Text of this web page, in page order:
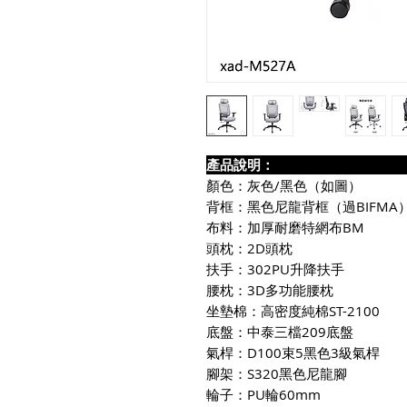
產品說
顏色：灰色/黑色（如圖）
背框：黑色尼龍背框（過BIFMA
布料：加厚耐磨特網布BM
頭枕：2D頭枕
扶手：302PU升降扶手
腰枕：3D多功能腰枕
坐墊棉：高密度純棉ST-2100
底盤：中泰三檔209底盤
氣桿：D100束5黑色3級氣桿
腳架：S320黑色尼龍腳
輪子：PU輪60mm